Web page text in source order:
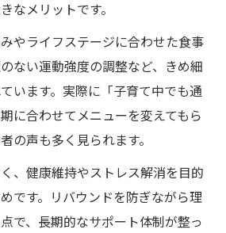
なメリットです。
やライフステージに合わせた食事
ない運動強度の調整など、きめ細
います。実際に「子育て中でも通
に合わせてメニューを変えてもら
の声も多く見られます。
、健康維持やストレス解消を目的
です。リバウンドを防ぎながら理
で、長期的なサポート体制が整っ